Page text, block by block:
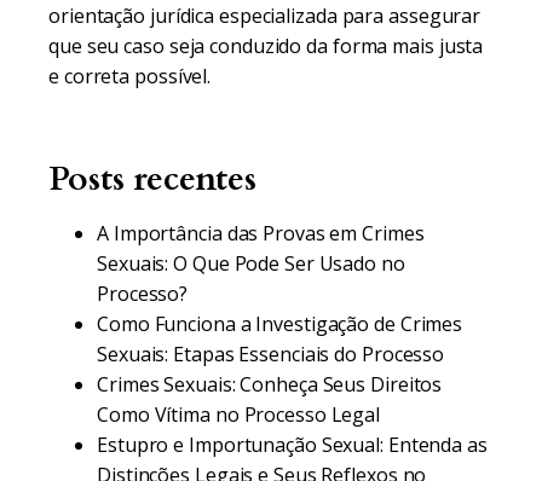
orientação jurídica especializada para assegurar
que seu caso seja conduzido da forma mais justa
e correta possível.
Posts recentes
A Importância das Provas em Crimes
Sexuais: O Que Pode Ser Usado no
Processo?
Como Funciona a Investigação de Crimes
Sexuais: Etapas Essenciais do Processo
Crimes Sexuais: Conheça Seus Direitos
Como Vítima no Processo Legal
Estupro e Importunação Sexual: Entenda as
Distinções Legais e Seus Reflexos no